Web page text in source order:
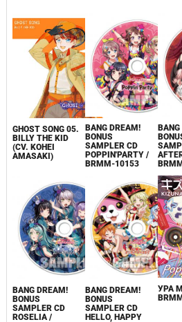
GHOST SONG 05.
BILLY THE KID
(CV. KOHEI
AMASAKI)
BANG DREAM!
BONUS
SAMPLER CD
POPPIN'PARTY /
BRMM-10153
BANG DREAM!
BONUS
SAMPLER CD
ROSELIA /
BANG DREAM!
BONUS
SAMPLER CD
HELLO, HAPPY
УРА